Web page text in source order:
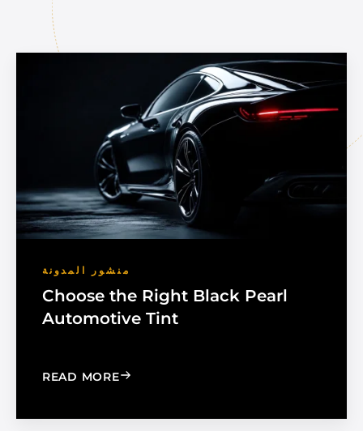
منشور المدونة
Choose the Right Black Pearl
Automotive Tint
READ MORE: CHOOSE THE RIGHT BLACK PEARL